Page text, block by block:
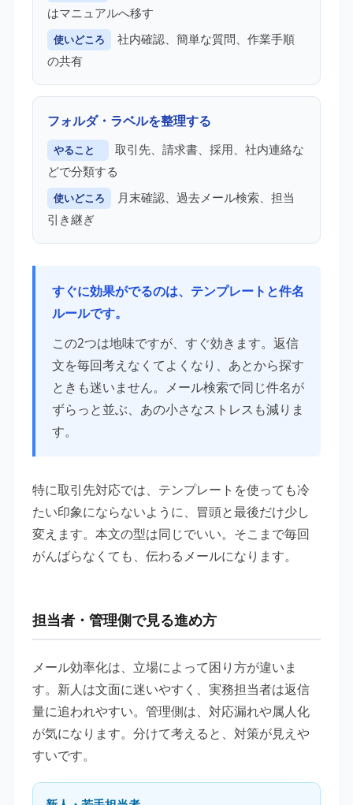
はマニュアルへ移す
使いどころ
社内確認、簡単な質問、作業手順
の共有
フォルダ・ラベルを整理する
やること
取引先、請求書、採用、社内連絡な
どで分類する
使いどころ
月末確認、過去メール検索、担当
引き継ぎ
すぐに効果がでるのは、テンプレートと件名
ルールです。
この2つは地味ですが、すぐ効きます。返信
文を毎回考えなくてよくなり、あとから探す
ときも迷いません。メール検索で同じ件名が
ずらっと並ぶ、あの小さなストレスも減りま
す。
特に取引先対応では、テンプレートを使っても冷
たい印象にならないように、冒頭と最後だけ少し
変えます。本文の型は同じでいい。そこまで毎回
がんばらなくても、伝わるメールになります。
担当者・管理側で見る進め方
メール効率化は、立場によって困り方が違いま
す。新人は文面に迷いやすく、実務担当者は返信
量に追われやすい。管理側は、対応漏れや属人化
が気になります。分けて考えると、対策が見えや
すいです。